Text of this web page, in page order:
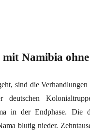
Namibia
sind die
deutschen
in der Endphase. Die
blutig nieder.